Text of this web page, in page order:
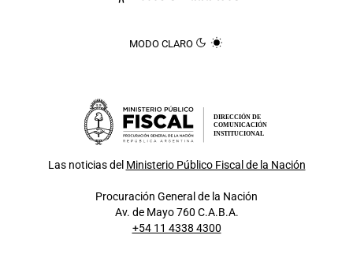
MODO CLARO
DIRECCIÓN DE
COMUNICACIÓN
INSTITUCIONAL
Las noticias del Ministerio Público Fiscal de la Nación
Procuración General de la Nación
Av. de Mayo 760 C.A.B.A.
+54 11 4338 4300